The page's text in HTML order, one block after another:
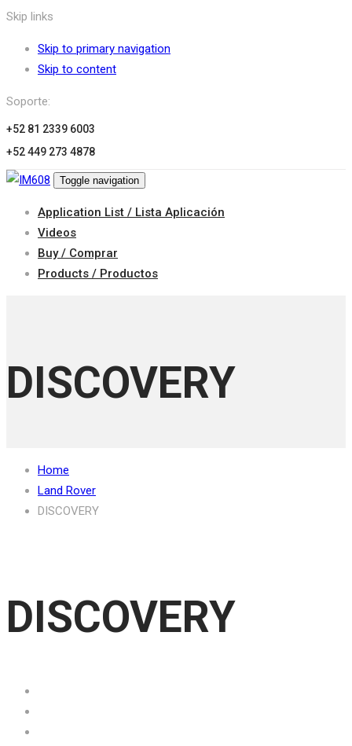
Skip links
Skip to primary navigation
Skip to content
Soporte:
+52 81 2339 6003
+52 449 273 4878
Toggle navigation
Application List / Lista Aplicación
Videos
Buy / Comprar
Products / Productos
DISCOVERY
Home
Land Rover
DISCOVERY
DISCOVERY